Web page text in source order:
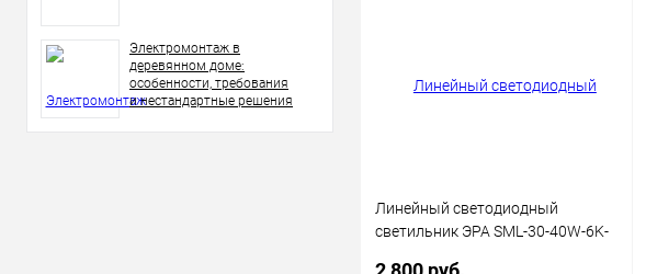
Электромонтаж в
деревянном доме:
особенности, требования
и нестандартные решения
Линейный светодиодный
светильник ЭРА SML-30-40W-6K-